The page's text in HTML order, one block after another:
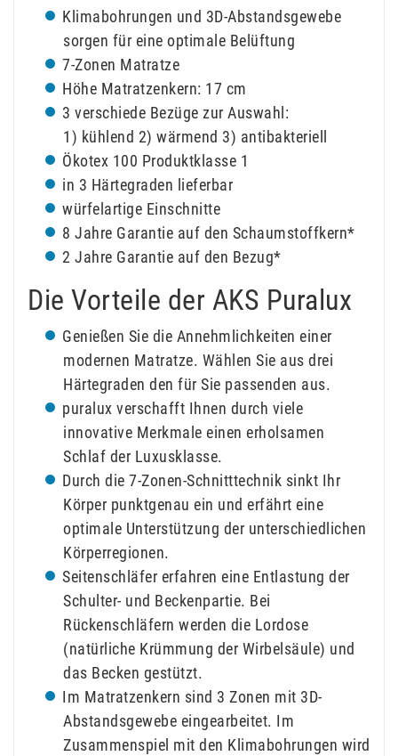
Klimabohrungen und 3D-Abstandsgewebe
sorgen für eine optimale Belüftung
7-Zonen Matratze
Höhe Matratzenkern: 17 cm
3 verschiede Bezüge zur Auswahl:
1) kühlend 2) wärmend 3) antibakteriell
Ökotex 100 Produktklasse 1
in 3 Härtegraden lieferbar
würfelartige Einschnitte
8 Jahre Garantie auf den Schaumstoffkern*
2 Jahre Garantie auf den Bezug*
Die Vorteile der AKS Puralux
Genießen Sie die Annehmlichkeiten einer
modernen Matratze. Wählen Sie aus drei
Härtegraden den für Sie passenden aus.
puralux verschafft Ihnen durch viele
innovative Merkmale einen erholsamen
Schlaf der Luxusklasse.
Durch die 7-Zonen-Schnitttechnik sinkt Ihr
Körper punktgenau ein und erfährt eine
optimale Unterstützung der unterschiedlichen
Körperregionen.
Seitenschläfer erfahren eine Entlastung der
Schulter- und Beckenpartie. Bei
Rückenschläfern werden die Lordose
(natürliche Krümmung der Wirbelsäule) und
das Becken gestützt.
Im Matratzenkern sind 3 Zonen mit 3D-
Abstandsgewebe eingearbeitet. Im
Zusammenspiel mit den Klimabohrungen wird